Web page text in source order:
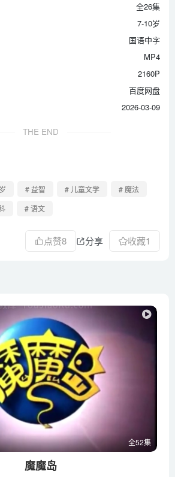
全26集
7-10岁
国语中字
MP4
2160P
百度网盘
2026-03-09
THE END
# 益智 # 儿童文学
# 魔法
# 语文
点赞8 分享 收藏1
全52集
魔魔岛